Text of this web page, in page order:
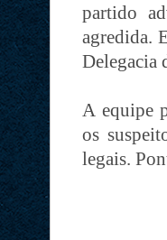
partido
agredida.
Delegacia
A equipe
os
legais.